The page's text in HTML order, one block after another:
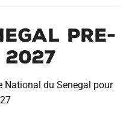
Pre-
National du Senegal pour